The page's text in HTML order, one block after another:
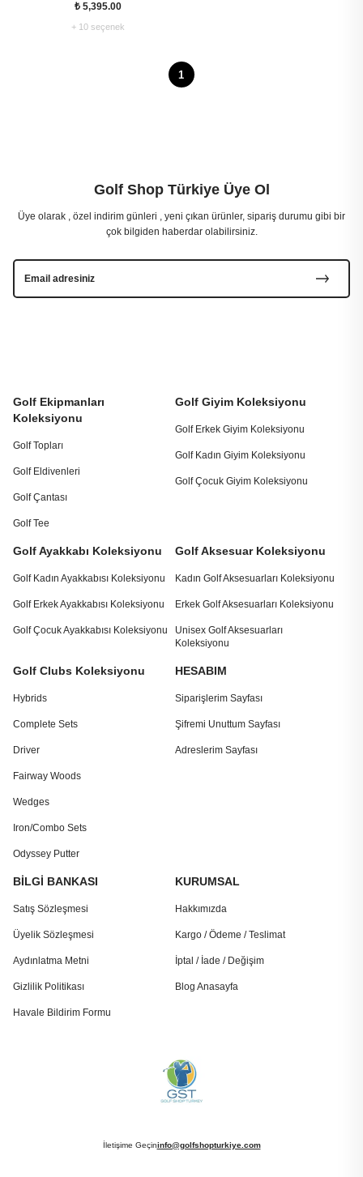
₺ 5,395.00
+ 10 seçenek
1
İletişime Geçininfo@golfshopturkiye.com
Golf Ekipmanları
Koleksiyonu
Golf Topları
Golf Eldivenleri
Golf Çantası
Golf Tee
Golf Giyim Koleksiyonu
Golf Erkek Giyim Koleksiyonu
Golf Kadın Giyim Koleksiyonu
Golf Çocuk Giyim Koleksiyonu
Golf Ayakkabı Koleksiyonu
Golf Kadın Ayakkabısı Koleksiyonu
Golf Erkek Ayakkabısı Koleksiyonu
Golf Çocuk Ayakkabısı Koleksiyonu
Golf Aksesuar Koleksiyonu
Kadın Golf Aksesuarları Koleksiyonu
Erkek Golf Aksesuarları Koleksiyonu
Unisex Golf Aksesuarları
Koleksiyonu
Golf Clubs Koleksiyonu
Hybrids
Complete Sets
Driver
Fairway Woods
Wedges
Iron/Combo Sets
Odyssey Putter
HESABIM
Siparişlerim Sayfası
Şifremi Unuttum Sayfası
Adreslerim Sayfası
BİLGİ BANKASI
Satış Sözleşmesi
Üyelik Sözleşmesi
Aydınlatma Metni
Gizlilik Politikası
Havale Bildirim Formu
KURUMSAL
Hakkımızda
Kargo / Ödeme / Teslimat
İptal / İade / Değişim
Blog Anasayfa
Golf Shop Türkiye Üye Ol
Üye olarak , özel indirim günleri , yeni çıkan ürünler, sipariş durumu gibi bir
çok bilgiden haberdar olabilirsiniz.